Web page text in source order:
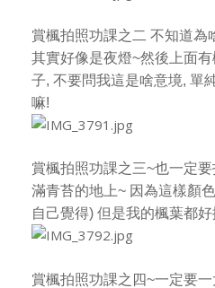
賞楓拍照功課之二 不知道為
其實好像是夜燈~然後上面
子, 不要問我這是啥意境, 單
嘛!
賞楓拍照功課之三~也一定
滿青苔的地上~ 因為這樣顏
自己覺得) 但是我的楓葉都
賞楓拍照功課之四~一定要